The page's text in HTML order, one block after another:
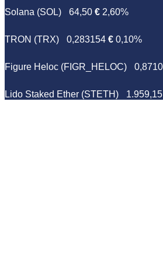
Solana (SOL) 64,50 € 2,60%
TRON (TRX) 0,283154 € 0,10%
Figure Heloc (FIGR_HELOC)
Lido Staked Ether (STETH) 1.959,15